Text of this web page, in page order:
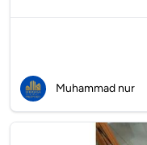
Muhammad nur